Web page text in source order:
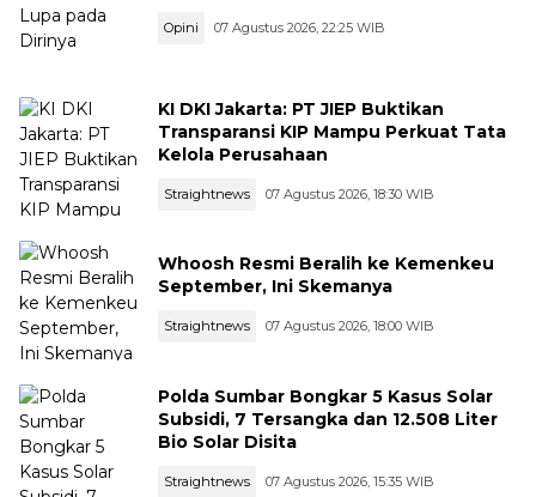
Opini 07 Agustus 2026, 22:25 WIB
KI DKI Jakarta: PT JIEP Buktikan
Transparansi KIP Mampu Perkuat Tata
Kelola Perusahaan
Straightnews 07 Agustus 2026, 18:30 WIB
Whoosh Resmi Beralih ke Kemenkeu
September, Ini Skemanya
Straightnews 07 Agustus 2026, 18:00 WIB
Polda Sumbar Bongkar 5 Kasus Solar
Subsidi, 7 Tersangka dan 12.508 Liter
Bio Solar Disita
Straightnews 07 Agustus 2026, 15:35 WIB